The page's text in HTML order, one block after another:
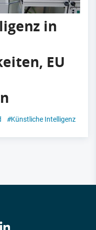
in
EU
#Künstliche Intelligenz